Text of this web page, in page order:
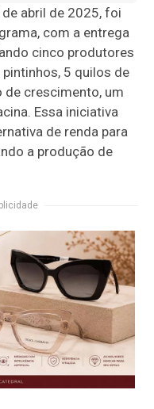
abril de 2025, foi
com a entrega
cinco produtores
5 quilos de
de crescimento, um
Essa iniciativa
de renda para
a produção de